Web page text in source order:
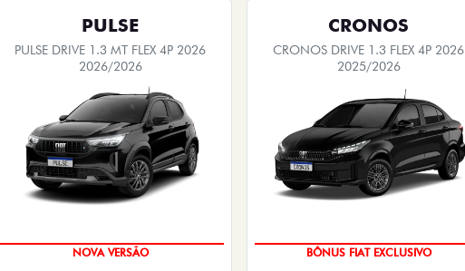
PULSE
PULSE DRIVE 1.3 MT FLEX 4P 2026
2026/2026
PREÇO IMPERDÍVEL
CRONOS
CRONOS DRIVE 1.3 FLEX 4P 2026
2025/2026
SUPER DESCONTO